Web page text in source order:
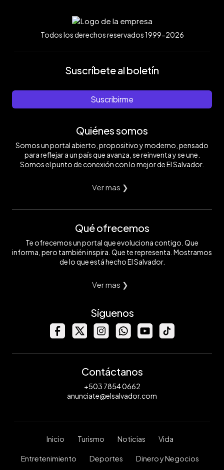
Todos los derechos reservados 1999-2026
Suscríbete al boletín
Suscribirme
Quiénes somos
Somos un portal abierto, propositivo y moderno, pensado
para reflejar a un país que avanza, se reinventa y se une.
Somos el punto de conexión con lo mejor de El Salvador.
Ver mas ❯
Qué ofrecemos
Te ofrecemos un portal que evoluciona contigo. Que
informa, pero también inspira. Que te representa. Mostramos
de lo que está hecho El Salvador.
Ver mas ❯
Síguenos
Contáctanos
+503 7854 0662
anunciate@elsalvador.com
Inicio Turismo Noticias Vida
Entretenimiento Deportes Dinero y Negocios